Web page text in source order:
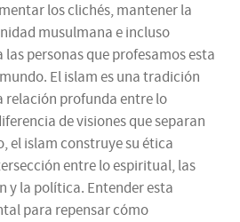
los clichés, mantener la
musulmana e incluso
personas que profesamos esta
El islam es una tradición
relación profunda entre lo
de visiones que separan
el islam construye su ética
entre lo espiritual, las
y la política. Entender esta
para repensar cómo